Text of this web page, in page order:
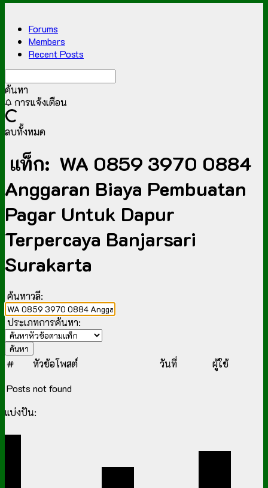
Forums
Members
Recent Posts
ค้นหา
การแจ้งเตือน
ลบทั้งหมด
แท็ก: WA 0859 3970 0884
Anggaran Biaya Pembuatan
Pagar Untuk Dapur
Terpercaya Banjarsari
Surakarta
ค้นหาวลี:
ประเภทการค้นหา:
# หัวข้อโพสต์ วันที่
ผู้ใช้
Posts not found
แบ่งปัน: